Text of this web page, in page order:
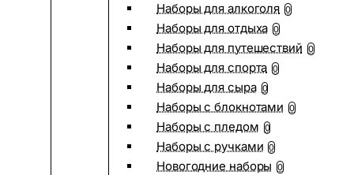
Наборы для алкоголя 0
Наборы для отдыха 0
Наборы для путешествий 0
Наборы для спорта 0
Наборы для сыра 0
Наборы с блокнотами 0
Наборы с пледом 0
Наборы с ручками 0
Новогодние наборы 0